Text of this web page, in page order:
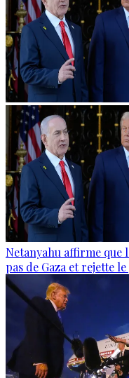
Netanyahu affirme que
pas de Gaza et rejette